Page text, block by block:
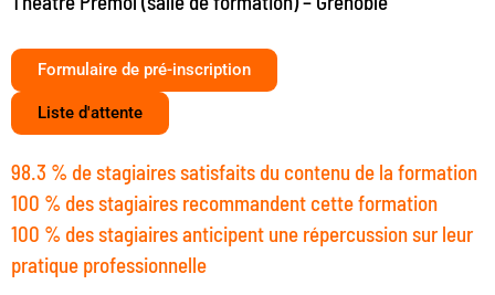
Formulaire de pré-inscription
Liste d'attente
98.3 % de stagiaires satisfaits du contenu de la formation
100 % des stagiaires recommandent cette formation
100 % des stagiaires anticipent une répercussion sur leur
pratique professionnelle